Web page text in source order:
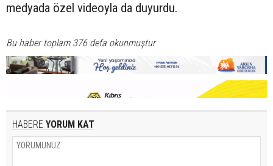
medyada özel videoyla da duyurdu.
Bu haber toplam 376 defa okunmuştur
HABERE YORUM KAT